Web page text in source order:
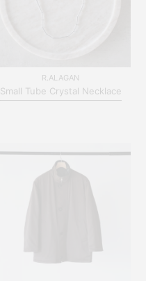
R.ALAGAN
Small Tube Crystal Necklace